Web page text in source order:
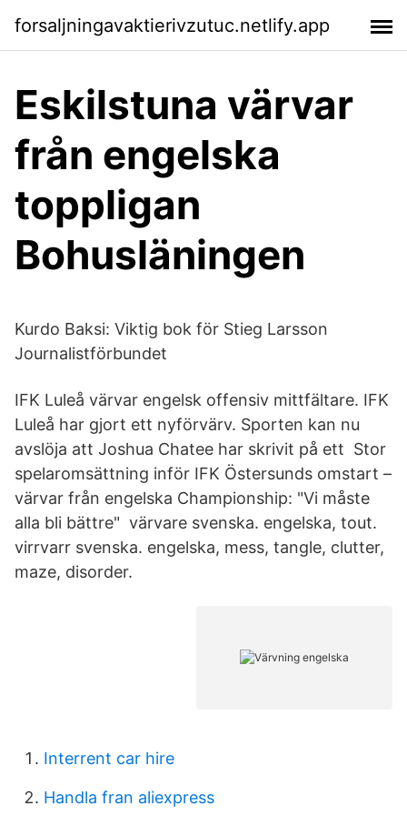
forsaljningavaktierivzutuc.netlify.app
Eskilstuna värvar
från engelska
toppligan
Bohusläningen
Kurdo Baksi: Viktig bok för Stieg Larsson
Journalistförbundet
IFK Luleå värvar engelsk offensiv mittfältare. IFK
Luleå har gjort ett nyförvärv. Sporten kan nu
avslöja att Joshua Chatee har skrivit på ett Stor
spelaromsättning inför IFK Östersunds omstart –
värvar från engelska Championship: "Vi måste
alla bli bättre" värvare svenska. engelska, tout.
virrvarr svenska. engelska, mess, tangle, clutter,
maze, disorder.
Interrent car hire
Handla fran aliexpress